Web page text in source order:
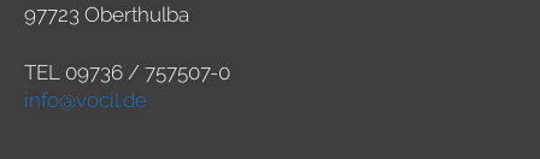
97723 Oberthulba
TEL 09736 / 757507-0
info@vocil.de